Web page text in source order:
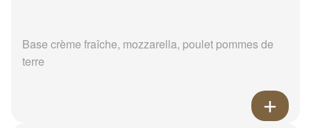
Base crème fraîche, mozzarella, poulet pommes de
terre